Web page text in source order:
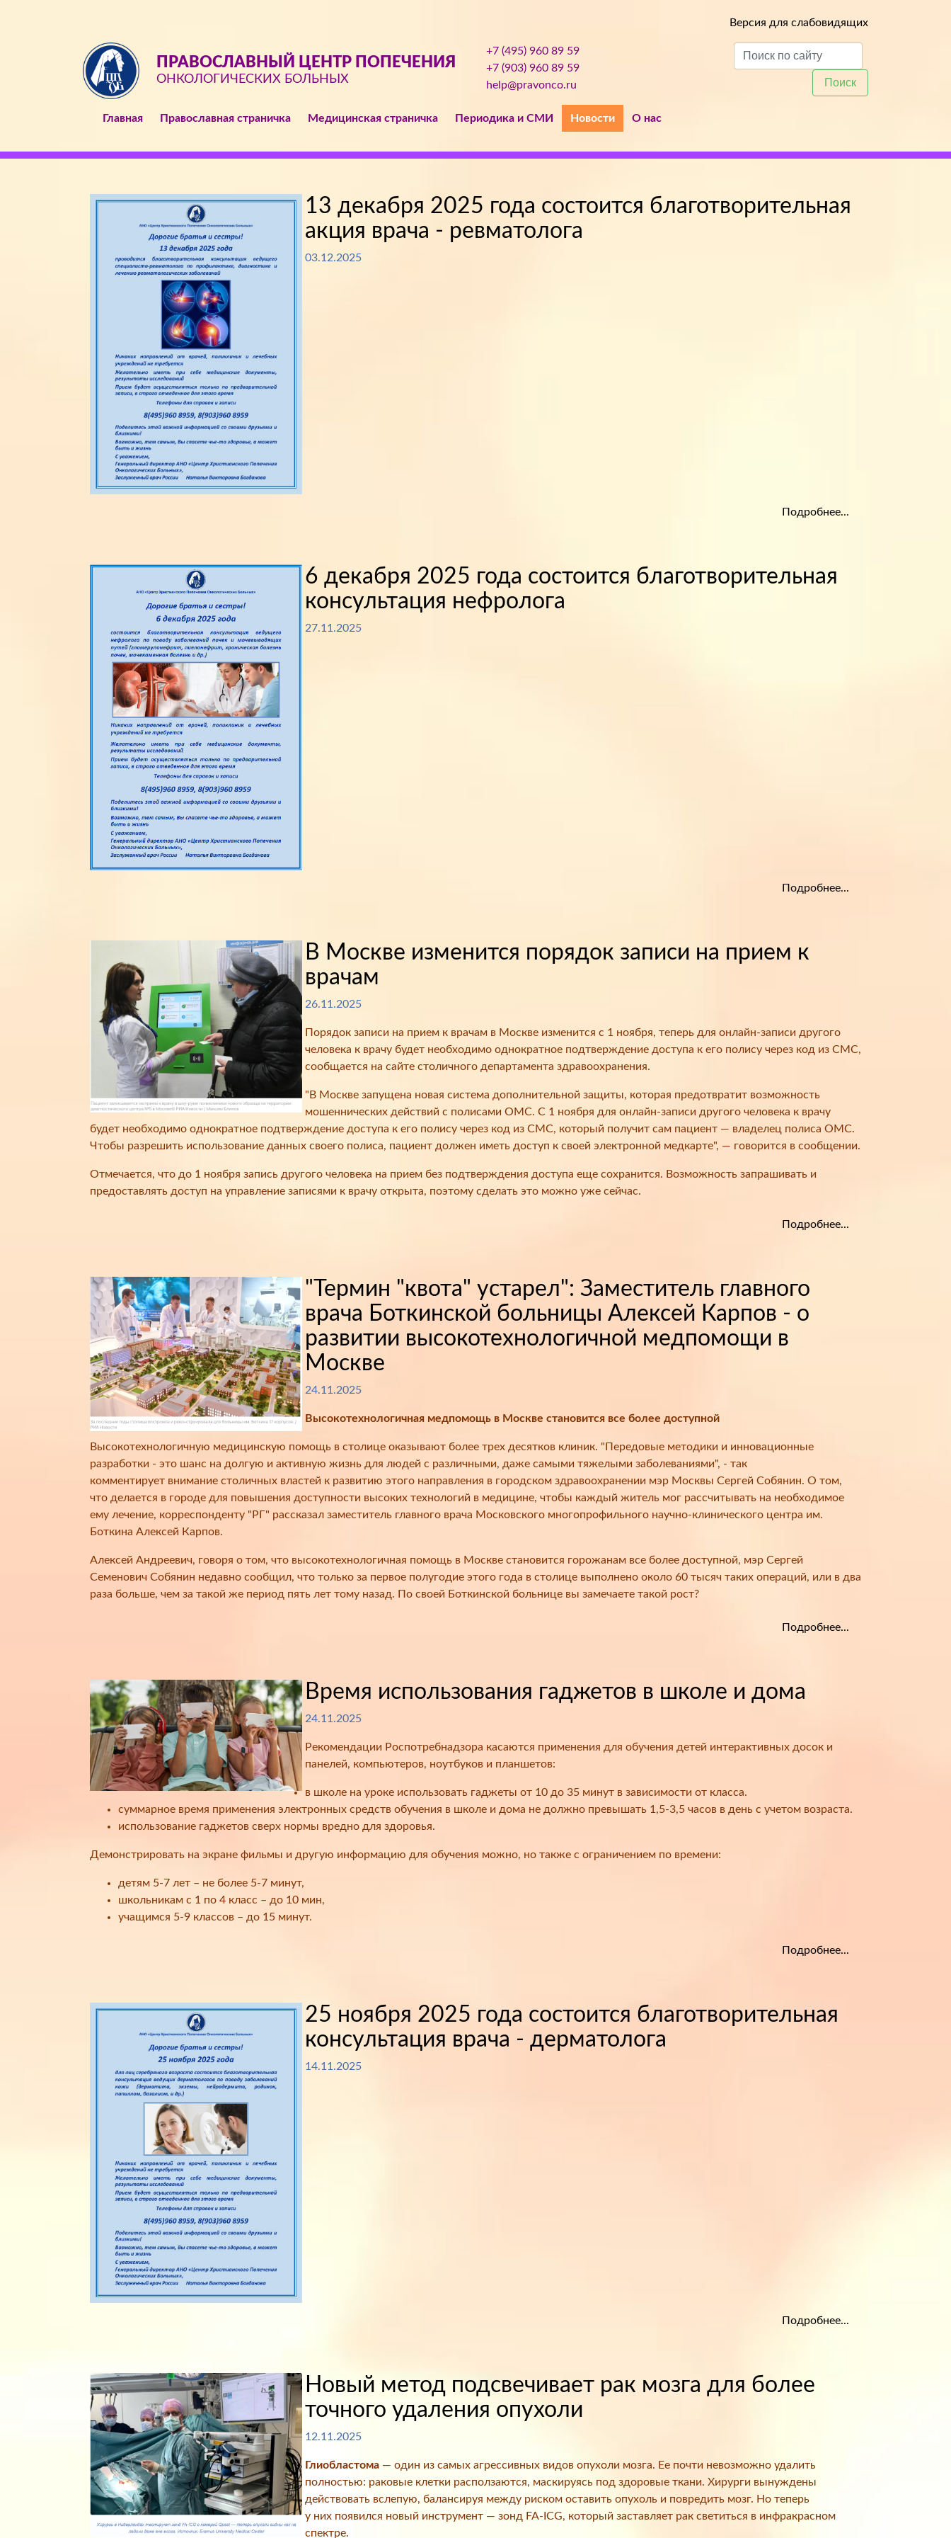
Версия для слабовидящих
ПРАВОСЛАВНЫЙ ЦЕНТР ПОПЕЧЕНИЯ
ОНКОЛОГИЧЕСКИХ БОЛЬНЫХ
+7 (495) 960 89 59
+7 (903) 960 89 59
help@pravonco.ru
Поиск
Главная Православная страничка Медицинская страничка Периодика и СМИ Новости О нас
13 декабря 2025 года состоится благотворительная
акция врача - ревматолога
03.12.2025
Подробнее...
6 декабря 2025 года состоится благотворительная
консультация нефролога
27.11.2025
Подробнее...
В Москве изменится порядок записи на прием к
врачам
26.11.2025
Порядок записи на прием к врачам в Москве изменится с 1 ноября, теперь для онлайн-записи другого
человека к врачу будет необходимо однократное подтверждение доступа к его полису через код из СМС,
сообщается на сайте столичного департамента здравоохранения.
"В Москве запущена новая система дополнительной защиты, которая предотвратит возможность
мошеннических действий с полисами ОМС. С 1 ноября для онлайн-записи другого человека к врачу
будет необходимо однократное подтверждение доступа к его полису через код из СМС, который получит сам пациент — владелец полиса ОМС.
Чтобы разрешить использование данных своего полиса, пациент должен иметь доступ к своей электронной медкарте", — говорится в сообщении.
Отмечается, что до 1 ноября запись другого человека на прием без подтверждения доступа еще сохранится. Возможность запрашивать и
предоставлять доступ на управление записями к врачу открыта, поэтому сделать это можно уже сейчас.
Подробнее...
"Термин "квота" устарел": Заместитель главного
врача Боткинской больницы Алексей Карпов - о
развитии высокотехнологичной медпомощи в
Москве
24.11.2025
Высокотехнологичная медпомощь в Москве становится все более доступной
Высокотехнологичную медицинскую помощь в столице оказывают более трех десятков клиник. "Передовые методики и инновационные
разработки - это шанс на долгую и активную жизнь для людей с различными, даже самыми тяжелыми заболеваниями", - так
комментирует внимание столичных властей к развитию этого направления в городском здравоохранении мэр Москвы Сергей Собянин. О том,
что делается в городе для повышения доступности высоких технологий в медицине, чтобы каждый житель мог рассчитывать на необходимое
ему лечение, корреспонденту "РГ" рассказал заместитель главного врача Московского многопрофильного научно-клинического центра им.
Боткина Алексей Карпов.
Алексей Андреевич, говоря о том, что высокотехнологичная помощь в Москве становится горожанам все более доступной, мэр Сергей
Семенович Собянин недавно сообщил, что только за первое полугодие этого года в столице выполнено около 60 тысяч таких операций, или в два
раза больше, чем за такой же период пять лет тому назад. По своей Боткинской больнице вы замечаете такой рост?
Подробнее...
Время использования гаджетов в школе и дома
24.11.2025
Рекомендации Роспотребнадзора касаются применения для обучения детей интерактивных досок и
панелей, компьютеров, ноутбуков и планшетов:
в школе на уроке использовать гаджеты от 10 до 35 минут в зависимости от класса.
суммарное время применения электронных средств обучения в школе и дома не должно превышать 1,5-3,5 часов в день с учетом возраста.
использование гаджетов сверх нормы вредно для здоровья.
Демонстрировать на экране фильмы и другую информацию для обучения можно, но также с ограничением по времени:
детям 5-7 лет – не более 5-7 минут,
школьникам с 1 по 4 класс – до 10 мин,
учащимся 5-9 классов – до 15 минут.
Подробнее...
25 ноября 2025 года состоится благотворительная
консультация врача - дерматолога
14.11.2025
Подробнее...
Новый метод подсвечивает рак мозга для более
точного удаления опухоли
12.11.2025
Глиобластома — один из самых агрессивных видов опухоли мозга. Ее почти невозможно удалить
полностью: раковые клетки расползаются, маскируясь под здоровые ткани. Хирурги вынуждены
действовать вслепую, балансируя между риском оставить опухоль и повредить мозг. Но теперь
у них появился новый инструмент — зонд FA-ICG, который заставляет рак светиться в инфракрасном
спектре.